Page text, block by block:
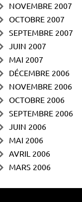
NOVEMBRE 2007
OCTOBRE 2007
SEPTEMBRE 2007
JUIN 2007
MAI 2007
DÉCEMBRE 2006
NOVEMBRE 2006
OCTOBRE 2006
SEPTEMBRE 2006
JUIN 2006
MAI 2006
AVRIL 2006
MARS 2006